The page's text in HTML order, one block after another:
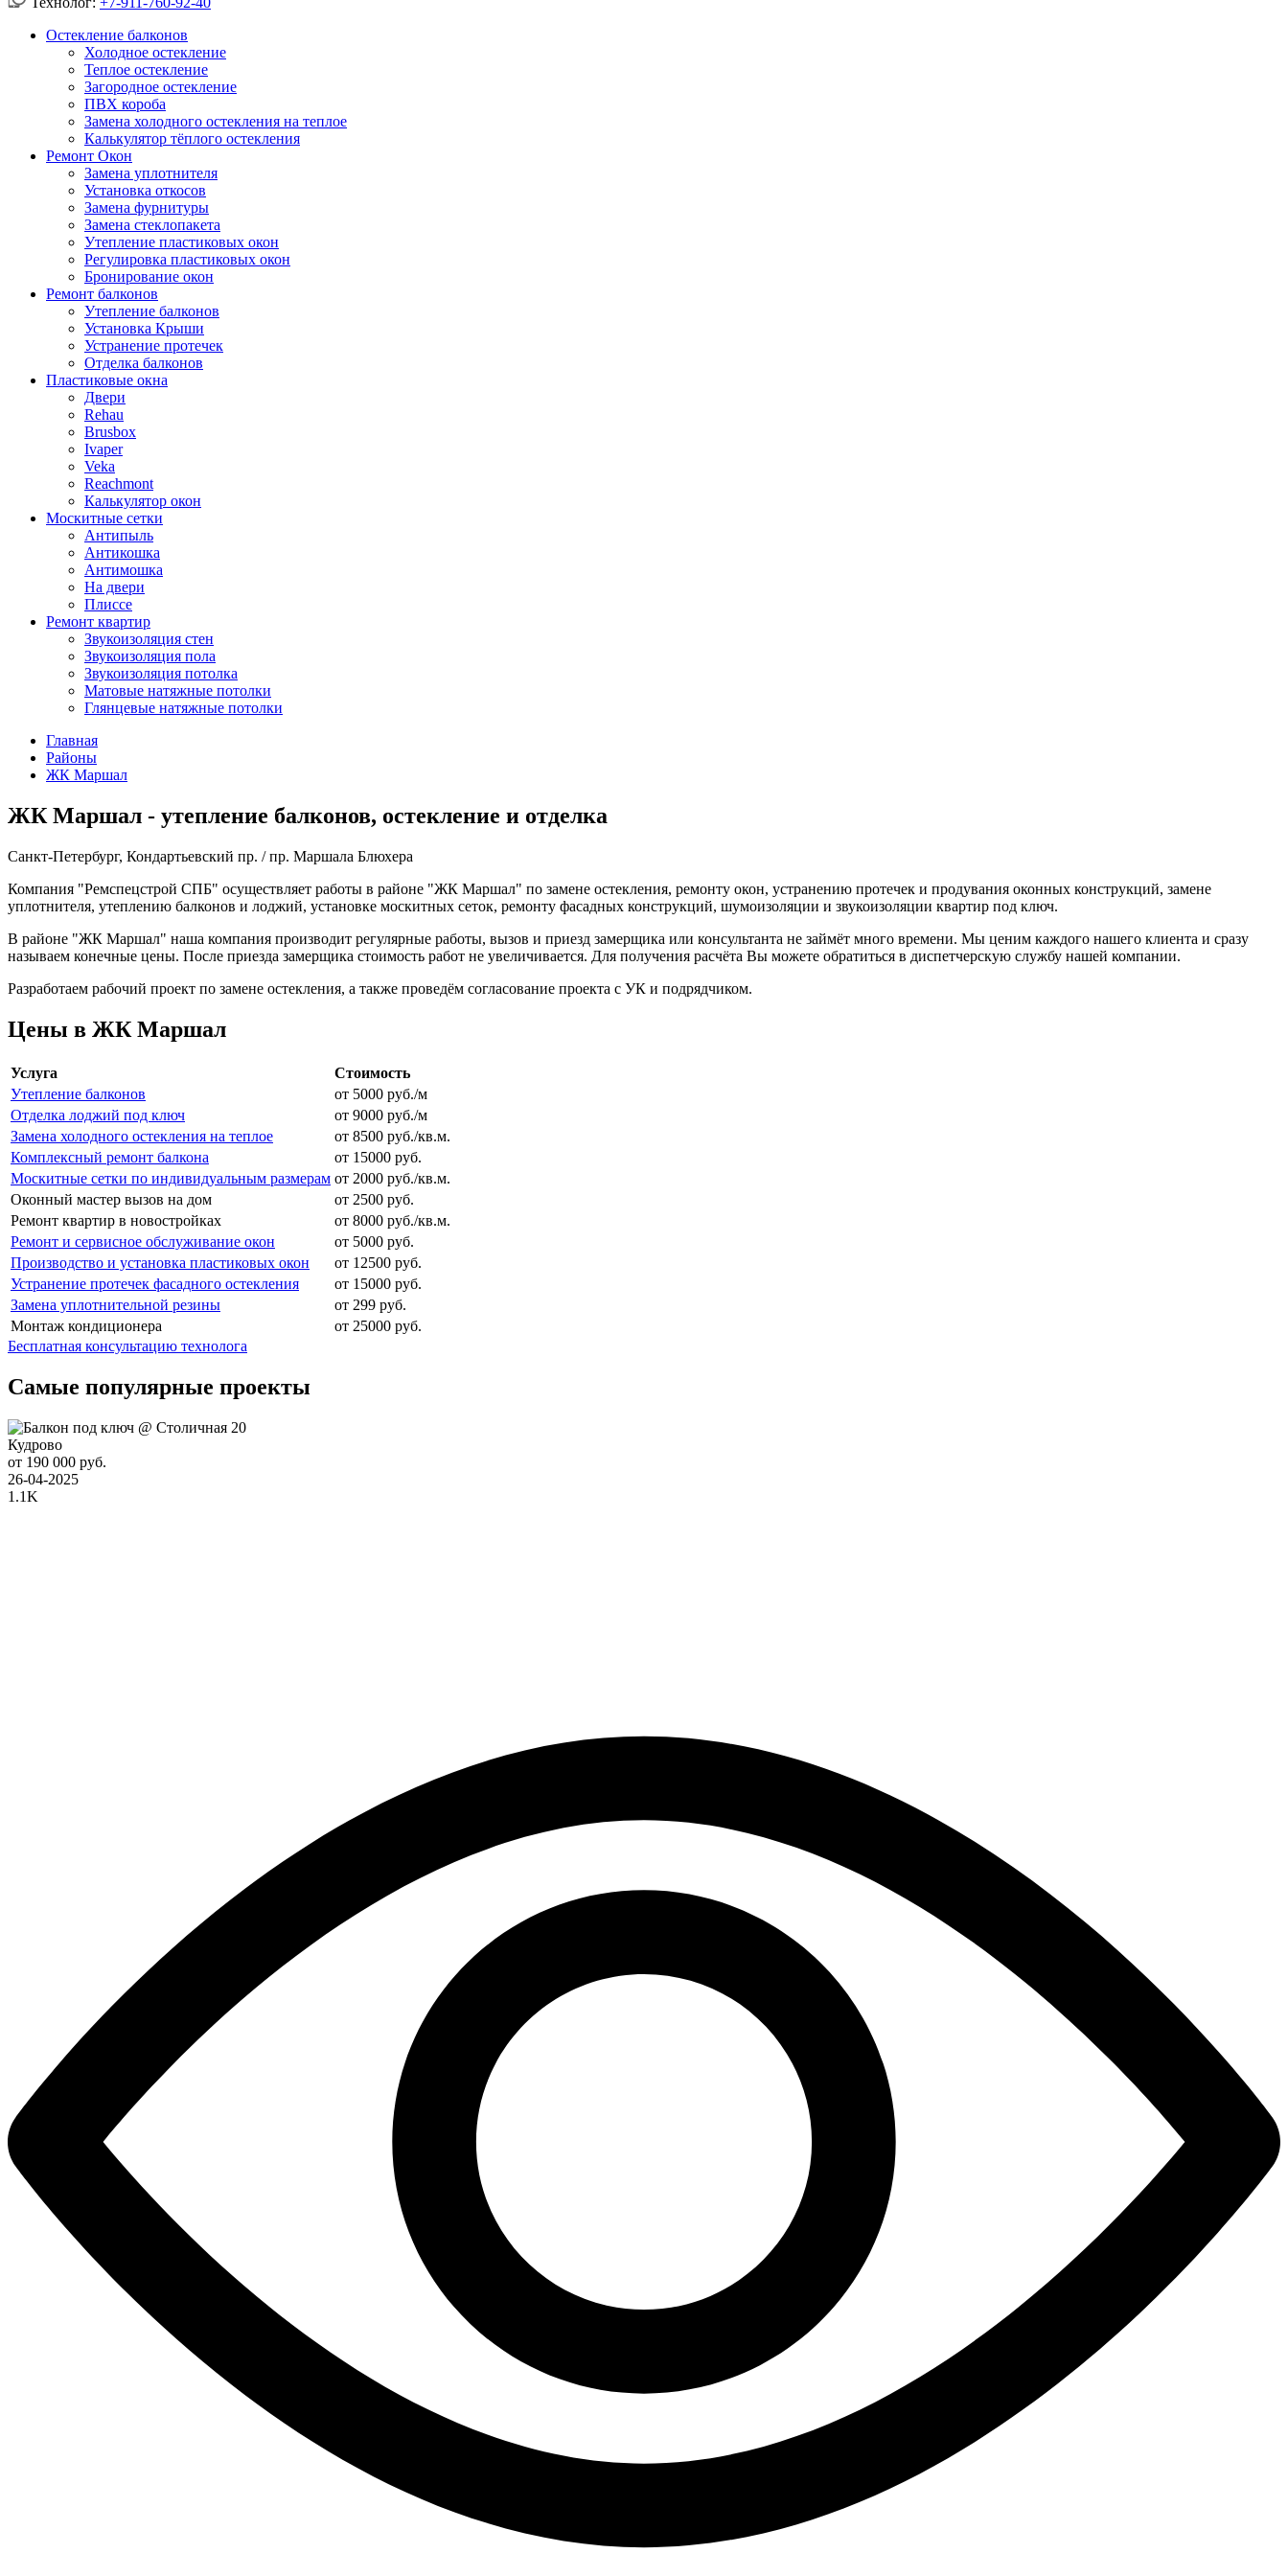
Остекление балконов
Холодное остекление
Теплое остекление
Загородное остекление
ПВХ короба
Замена холодного остекления на теплое
Калькулятор тёплого остекления
Ремонт Окон
Замена уплотнителя
Установка откосов
Замена фурнитуры
Замена стеклопакета
Утепление пластиковых окон
Регулировка пластиковых окон
Бронирование окон
Ремонт балконов
Утепление балконов
Установка Крыши
Устранение протечек
Отделка балконов
Пластиковые окна
Двери
Rehau
Brusbox
Ivaper
Veka
Reachmont
Калькулятор окон
Москитные сетки
Антипыль
Антикошка
Антимошка
На двери
Плиссе
Ремонт квартир
Звукоизоляция стен
Звукоизоляция пола
Звукоизоляция потолка
Матовые натяжные потолки
Глянцевые натяжные потолки
Главная
Районы
ЖК Маршал
ЖК Маршал - утепление балконов, остекление и отделка
Санкт-Петербург, Кондартьевский пр. / пр. Маршала Блюхера
Компания "Ремспецстрой СПБ" осуществляет работы в районе "ЖК Маршал" по замене остекления, ремонту окон, устранению протечек и продувания оконных конструкций, замене
уплотнителя, утеплению балконов и лоджий, установке москитных сеток, ремонту фасадных конструкций, шумоизоляции и звукоизоляции квартир под ключ.
В районе "ЖК Маршал" наша компания производит регулярные работы, вызов и приезд замерщика или консультанта не займёт много времени. Мы ценим каждого нашего клиента и сразу
называем конечные цены. После приезда замерщика стоимость работ не увеличивается. Для получения расчёта Вы можете обратиться в диспетчерскую службу нашей компании.
Разработаем рабочий проект по замене остекления, а также проведём согласование проекта с УК и подрядчиком.
Цены в ЖК Маршал
Услуга
Стоимость
Утепление балконов
от 5000 руб./м
Отделка лоджий под ключ
от 9000 руб./м
Замена холодного остекления на теплое
от 8500 руб./кв.м.
Комплексный ремонт балкона
от 15000 руб.
Москитные сетки по индивидуальным размерам от 2000 руб./кв.м.
Оконный мастер вызов на дом
от 2500 руб.
Ремонт квартир в новостройках
от 8000 руб./кв.м.
Ремонт и сервисное обслуживание окон
от 5000 руб.
Производство и установка пластиковых окон
от 12500 руб.
Устранение протечек фасадного остекления
от 15000 руб.
Замена уплотнительной резины
от 299 руб.
Монтаж кондиционера
от 25000 руб.
Бесплатная консультацию технолога
Самые популярные проекты
Кудрово
от 190 000 руб.
26-04-2025
1.1K